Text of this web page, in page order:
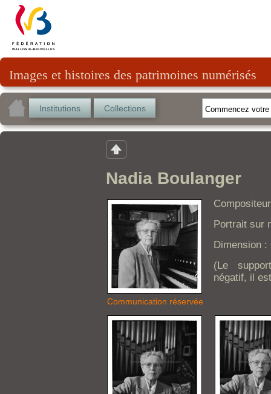
Images et histoires des patrimoines numérisés
Institutions Collections
Nadia Boulanger
Communication réservée
Portrait sur
Dimension
(Le
négatif, il